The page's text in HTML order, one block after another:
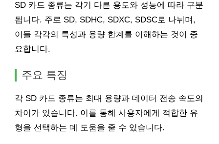
SD 카드 종류는 각기 다른 용도와 성능에 따라 구분
됩니다. 주로 SD, SDHC, SDXC, SDSC로 나뉘며,
이들 각각의 특성과 용량 한계를 이해하는 것이 중
요합니다.
주요 특징
각 SD 카드 종류는 최대 용량과 데이터 전송 속도의
차이가 있습니다. 이를 통해 사용자에게 적합한 유
형을 선택하는 데 도움을 줄 수 있습니다.